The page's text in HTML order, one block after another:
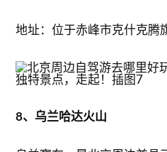
地址：位于赤峰市克什克腾
8、乌兰哈达火山